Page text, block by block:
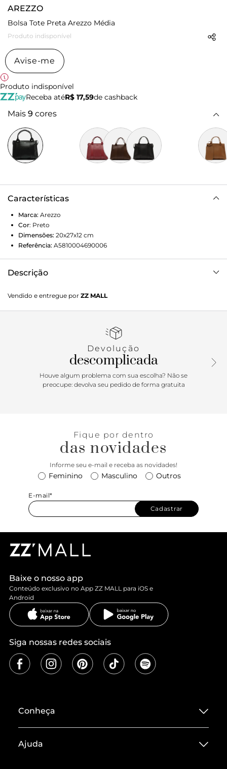
AREZZO
Bolsa Tote Preta Arezzo Média
Produto indisponível
Avise-me
Produto indisponível
Receba atéR$ 17,59de cashback
Mais 9 cores
Características
Marca: Arezzo
Cor: Preto
Dimensões: 20x27x12 cm
Referência: A5810004690006
Descrição
fechamento com zíper e opção de segunda alça longa. Traz
detalhes de a fio contrastando com a cor da bolsa e
Vendido e entregue por ZZ MALL
Devolução
descomplicada
Houve algum problema com sua escolha? Não se
preocupe: devolva seu pedido de forma gratuita
Fique por dentro
das novidades
Informe seu e-mail e receba as novidades!
Feminino Masculino Outros
E-mail*
Cadastrar
Baixe o nosso app
Conteúdo exclusivo no App ZZ MALL para iOS e
Android
Siga nossas redes sociais
Conheça
Termos de Uso
Ajuda